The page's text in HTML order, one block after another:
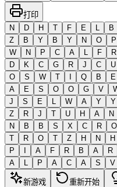
打印
N
D H T F E L B
Z
B Y B Y N O P
W
N P C A L F R
D
K C G R J C U
O
S W T I Q B E
A
E S O O G V
J
S E L W A Y Y
Z
R J T U H A N
N
B B S X C R O
T
R O T Z H N H
P
I A F R B A R
A
L P A C A S V
新游戏 重新开始